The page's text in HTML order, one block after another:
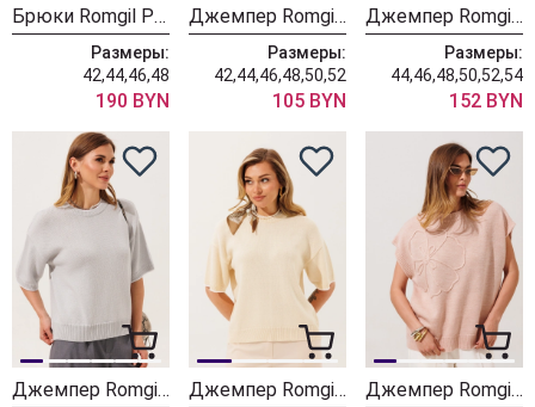
Брюки Romgil РТ0202-ВИ5 бежевый
Размеры:
42,44,46,48
190 BYN
Джемпер Romgil РП0205-ХЛ5 черный
Размеры:
42,44,46,48,50,52
105 BYN
Джемпер Romgil РВ0562-ХЛ5 белый + серый
Размеры:
44,46,48,50,52,54
152 BYN
Джемпер Romgil РВ0562-ХЛ5 серый + белый Джемпер Romgil РВ0562-ХЛ5 молочный + белый Джемпер Romgil РВ0466-ШЕ5 светлый опаловый